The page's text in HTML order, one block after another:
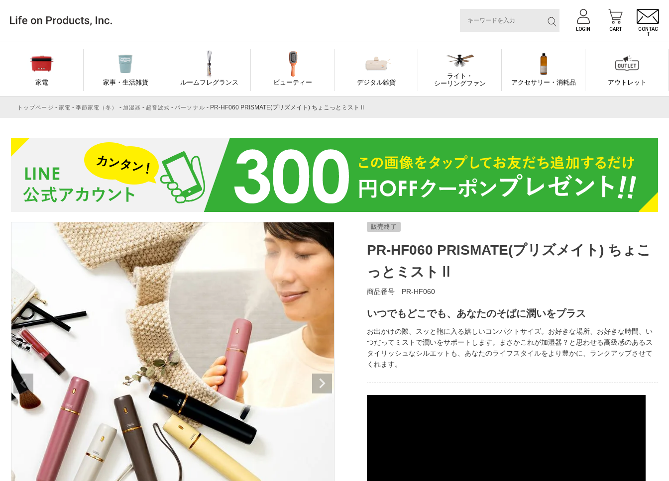
LOGIN CART
CONTAC
T
家電 家事・生活雑貨 ルームフレグランス ビューティー デジタル雑貨
ライト・
シーリングファン
アクセサリー・消耗品 アウトレット
トップページ 家電 季節家電（冬） 加湿器 超音波式 パーソナル PR-HF060 PRISMATE(プリズメイト) ちょこっとミストⅡ
販売終了
PR-HF060 PRISMATE(プリズメイト) ちょこ
っとミストⅡ
商品番号 PR-HF060
いつでもどこでも、あなたのそばに潤いをプラス
お出かけの際、スッと鞄に入る嬉しいコンパクトサイズ。お好きな場所、お好きな時間、い
つだってミストで潤いをサポートします。まさかこれが加湿器？と思わせる高級感のあるス
タイリッシュなシルエットも、あなたのライフスタイルをより豊かに、ランクアップさせて
くれます。